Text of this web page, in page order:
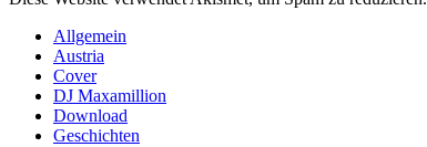
Sidebar
Allgemein
Austria
Cover
DJ Maxamillion
Download
Geschichten